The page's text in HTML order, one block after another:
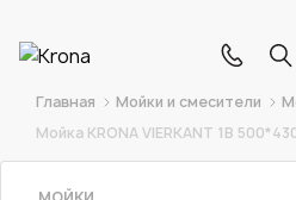
Главная Мойки и смесители
Мойка KRONA VIERKANT 1B